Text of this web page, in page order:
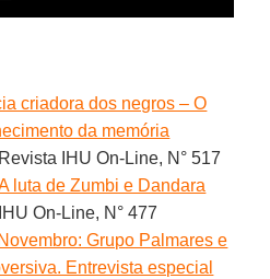
criadora dos negros – O
da memória
Revista IHU On-Line, N° 517
luta de Zumbi e Dandara
On-Line, N° 477
Grupo Palmares e
Entrevista especial